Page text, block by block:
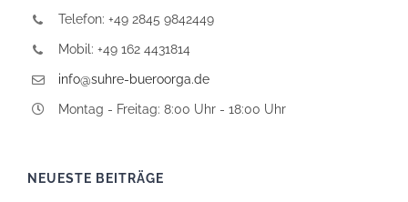
Telefon: +49 2845 9842449
Mobil: +49 162 4431814
info@suhre-bueroorga.de
Montag - Freitag: 8:00 Uhr - 18:00 Uhr
NEUESTE BEITRÄGE